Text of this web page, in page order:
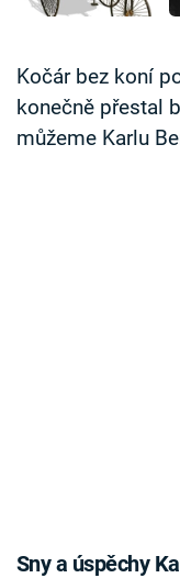
Sledujte nás
Kočár bez koní
konečně přestal
můžeme Karlu
Sny a úspěchy